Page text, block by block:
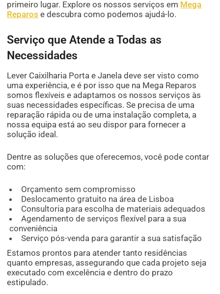
primeiro lugar. Explore os nossos serviços em Mega
Reparos e descubra como podemos ajudá-lo.
Serviço que Atende a Todas as
Necessidades
Lever Caixilharia Porta e Janela deve ser visto como
uma experiência, e é por isso que na Mega Reparos
somos flexíveis e adaptamos os nossos serviços às
suas necessidades específicas. Se precisa de uma
reparação rápida ou de uma instalação completa, a
nossa equipa está ao seu dispor para fornecer a
solução ideal.
Dentre as soluções que oferecemos, você pode contar
com:
Orçamento sem compromisso
Deslocamento gratuito na área de Lisboa
Consultoria para escolha de materiais adequados
Agendamento de serviços flexível para a sua
conveniência
Serviço pós-venda para garantir a sua satisfação
Estamos prontos para atender tanto residências
quanto empresas, assegurando que cada projeto seja
executado com excelência e dentro do prazo
estipulado.